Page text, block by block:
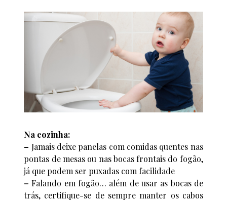
Na cozinha:
– Jamais deixe panelas com comidas quentes nas
pontas de mesas ou nas bocas frontais do fogão,
já que podem ser puxadas com facilidade
– Falando em fogão… além de usar as bocas de
trás, certifique-se de sempre manter os cabos